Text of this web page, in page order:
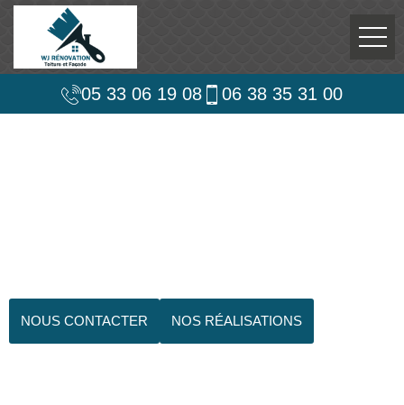
05 33 06 19 08 06 38 35 31 00
NOUS CONTACTER NOS RÉALISATIONS